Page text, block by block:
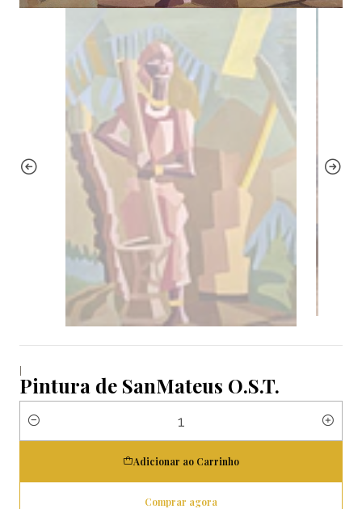
|
Pintura de SanMateus O.S.T.
Quantidade
Adicionar ao Carrinho
Comprar agora